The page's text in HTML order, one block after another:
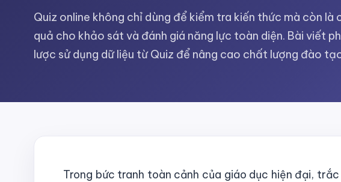
Quiz online không chỉ dùng để kiểm tra kiến thức mà còn là
quả cho khảo sát và đánh giá năng lực toàn diện. Bài viết
lược sử dụng dữ liệu từ Quiz để nâng cao chất lượng đào
Trong bức tranh toàn cảnh của giáo dục hiện đại,